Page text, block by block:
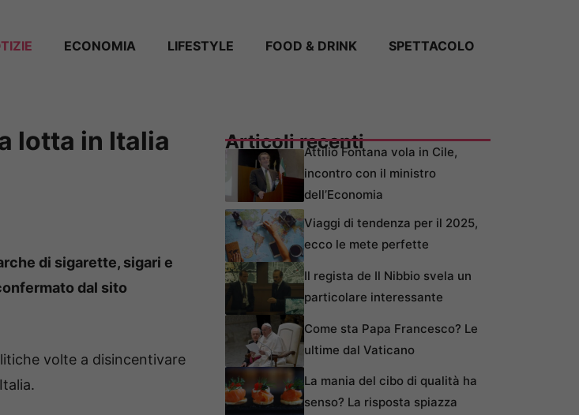
ECONOMIA LIFESTYLE FOOD & DRINK SPETTACOLO
lotta in Italia
di sigarette, sigari e
dal sito
volte a disincentivare
Articoli recentiAttilio Fontana vola in Cile,
incontro con il ministro
dell’Economia
Viaggi di tendenza per il 2025,
ecco le mete perfette
Il regista de Il Nibbio svela un
particolare interessante
Come sta Papa Francesco? Le
ultime dal Vaticano
La mania del cibo di qualità ha
senso? La risposta spiazza